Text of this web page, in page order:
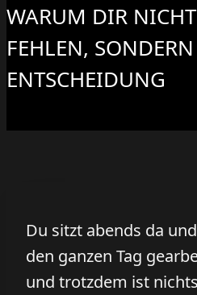
WARUM DIR
FEHLEN,
ENTSCHEIDUNG
Du sitzt abends da
den ganzen Tag
und trotzdem ist